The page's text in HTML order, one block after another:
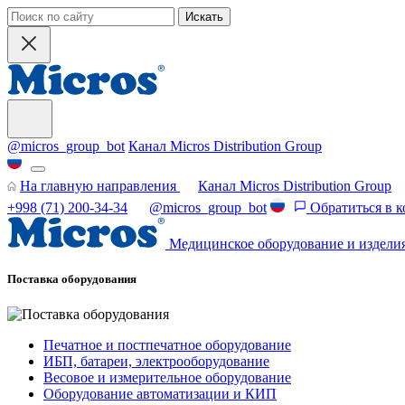
Искать
@micros_group_bot Канал Micros Distribution Group
На главную направления
Канал Micros Distribution Group
+998 (71) 200-34-34
@micros_group_bot Обратиться в
Медицинское оборудование и
Поставка оборудования
Печатное и постпечатное оборудование
ИБП, батареи, электрооборудование
Весовое и измерительное оборудование
Оборудование автоматизации и КИП